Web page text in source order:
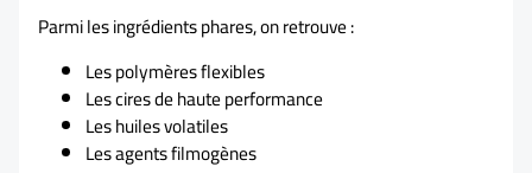
Parmi les ingrédients phares, on retrouve :
Les polymères flexibles
Les cires de haute performance
Les huiles volatiles
Les agents filmogènes